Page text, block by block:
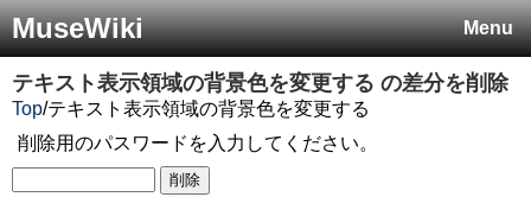
Menu
MuseWiki
テキスト表示領域の背景色を変更する の差分を削除
Top/テキスト表示領域の背景色を変更する
削除用のパスワードを入力してください。